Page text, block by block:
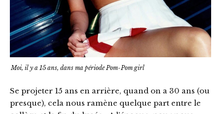
Moi, il y a 15 ans, dans ma période Pom-Pom girl
Se projeter 15 ans en arrière, quand on a 30 ans (ou
presque), cela nous ramène quelque part entre le